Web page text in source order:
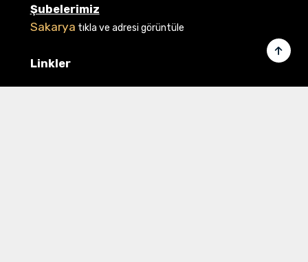
Şubelerimiz
Sakarya tıkla ve adresi görüntüle
Linkler